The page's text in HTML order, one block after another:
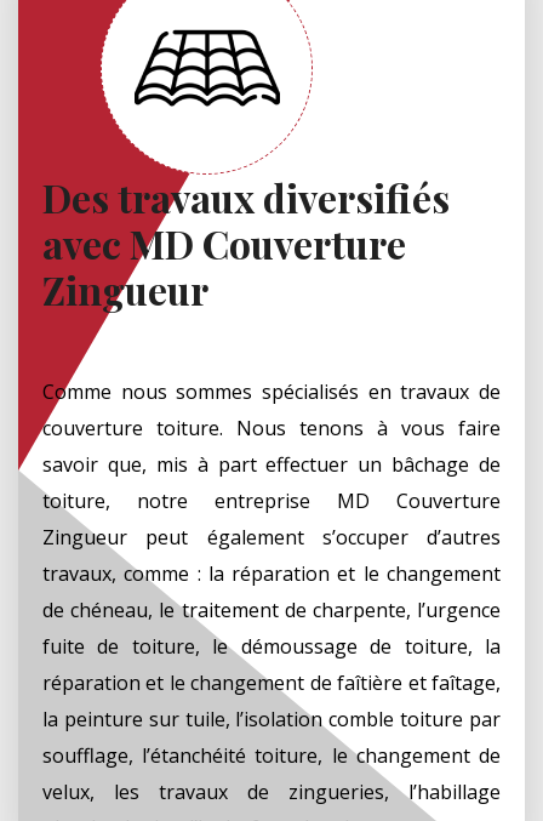
Des travaux diversifiés
avec MD Couverture
Zingueur
Comme nous sommes spécialisés en travaux de
couverture toiture. Nous tenons à vous faire
savoir que, mis à part effectuer un bâchage de
toiture, notre entreprise MD Couverture
Zingueur peut également s’occuper d’autres
travaux, comme : la réparation et le changement
de chéneau, le traitement de charpente, l’urgence
fuite de toiture, le démoussage de toiture, la
réparation et le changement de faîtière et faîtage,
la peinture sur tuile, l’isolation comble toiture par
soufflage, l’étanchéité toiture, le changement de
velux, les travaux de zingueries, l’habillage